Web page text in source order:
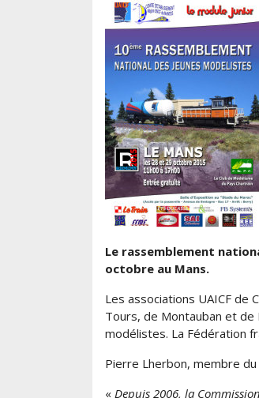
Le rassemblement
octobre au Mans.
Les associations UAICF de
Tours, de Montauban et de
modélistes. La Fédération
Pierre Lherbon, membre
« Depuis 2006, la